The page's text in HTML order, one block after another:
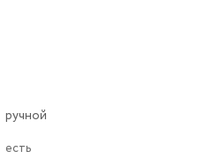
ручной
есть